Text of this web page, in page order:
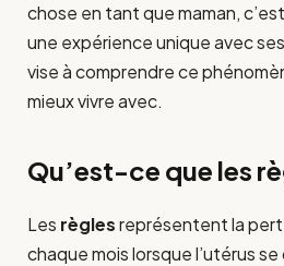
chose en tant que maman,
une expérience unique avec
vise à comprendre ce
mieux vivre avec.
Qu’est-ce que les
Les règlesreprésentent la
chaque mois lorsque l’utérus